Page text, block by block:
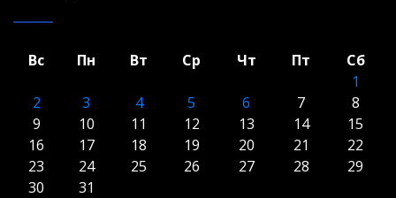
Вс Пн Вт Ср Чт Пт
Сб
1
2
3 4 5 6 7
8
9
10 11 12 13 14
15
16
17 18 19 20 21
22
23
24 25 26 27 28
29
30
31